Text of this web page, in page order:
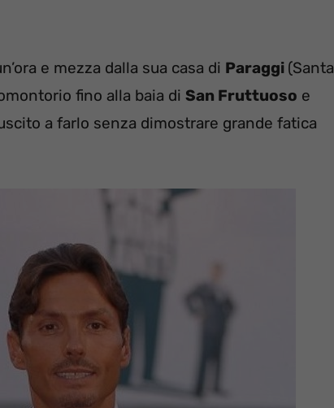
e mezza dalla sua casa di Paraggi (Santa
fino alla baia di San Fruttuoso e
a farlo senza dimostrare grande fatica